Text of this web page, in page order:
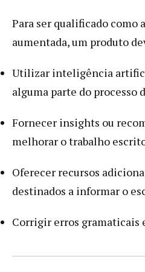
Para ser qualificado como
aumentada, um produto
Utilizar inteligência
alguma parte do processo
Fornecer insights ou
melhorar o trabalho
Oferecer recursos
destinados a informar o
Corrigir erros gramaticais